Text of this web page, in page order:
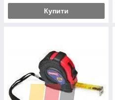
Купити